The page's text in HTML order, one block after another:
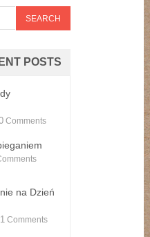
POSTS
Comments
na Dzień
1 Comments